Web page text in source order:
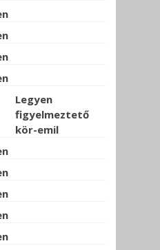
Legyen
figyelmeztető
kör-emil